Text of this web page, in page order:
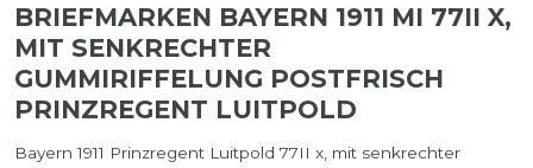
BRIEFMARKEN BAYERN 1911 MI 77II X,
MIT SENKRECHTER
GUMMIRIFFELUNG POSTFRISCH
PRINZREGENT LUITPOLD
Bayern 1911 Prinzregent Luitpold 77II x, mit senkrechter